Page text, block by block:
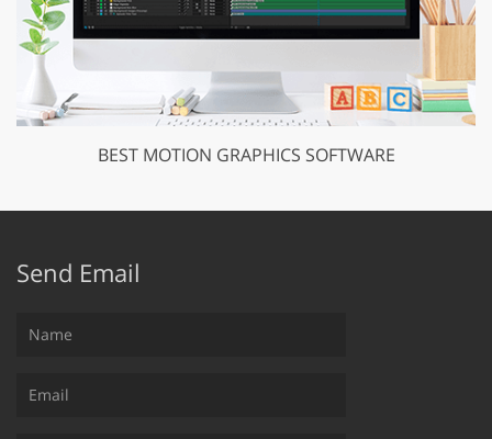
BEST MOTION GRAPHICS SOFTWARE
Send Email